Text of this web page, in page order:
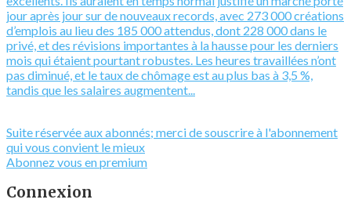
jour après jour sur de nouveaux records, avec 273 000 créations
d’emplois au lieu des 185 000 attendus, dont 228 000 dans le
privé, et des révisions importantes à la hausse pour les derniers
mois qui étaient pourtant robustes. Les heures travaillées n’ont
pas diminué, et le taux de chômage est au plus bas à 3,5 %,
tandis que les salaires augmentent...
Suite réservée aux abonnés; merci de souscrire à l'abonnement
qui vous convient le mieux
Abonnez vous en premium
Connexion